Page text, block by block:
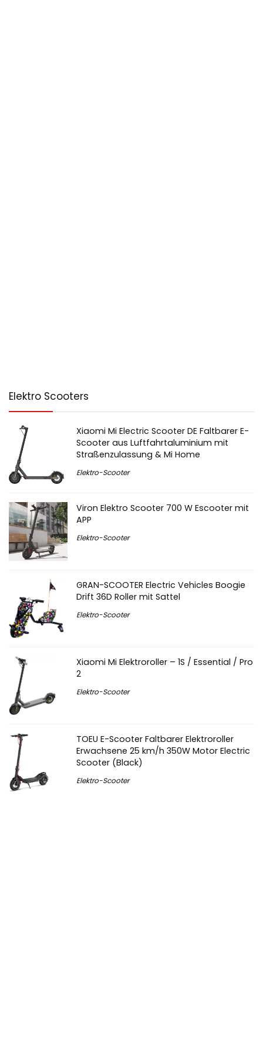
Elektro Scooters
Xiaomi Mi Electric Scooter DE Faltbarer E-
Scooter aus Luftfahrtaluminium mit
Straßenzulassung & Mi Home
Elektro-Scooter
Viron Elektro Scooter 700 W Escooter mit
APP
Elektro-Scooter
GRAN-SCOOTER Electric Vehicles Boogie
Drift 36D Roller mit Sattel
Elektro-Scooter
Xiaomi Mi Elektroroller – 1S / Essential / Pro
2
Elektro-Scooter
TOEU E-Scooter Faltbarer Elektroroller
Erwachsene 25 km/h 350W Motor Electric
Scooter (Black)
Elektro-Scooter